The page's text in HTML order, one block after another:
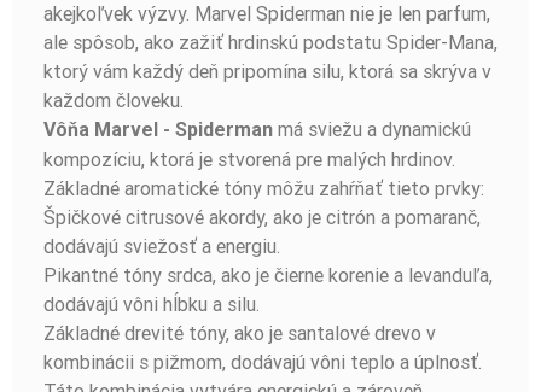
akejkoľvek výzvy. Marvel Spiderman nie je len parfum,
ale spôsob, ako zažiť hrdinskú podstatu Spider-Mana,
ktorý vám každý deň pripomína silu, ktorá sa skrýva v
každom človeku.
Vôňa Marvel - Spiderman má sviežu a dynamickú
kompozíciu, ktorá je stvorená pre malých hrdinov.
Základné aromatické tóny môžu zahŕňať tieto prvky:
Špičkové citrusové akordy, ako je citrón a pomaranč,
dodávajú sviežosť a energiu.
Pikantné tóny srdca, ako je čierne korenie a levanduľa,
dodávajú vôni hĺbku a silu.
Základné drevité tóny, ako je santalové drevo v
kombinácii s pižmom, dodávajú vôni teplo a úplnosť.